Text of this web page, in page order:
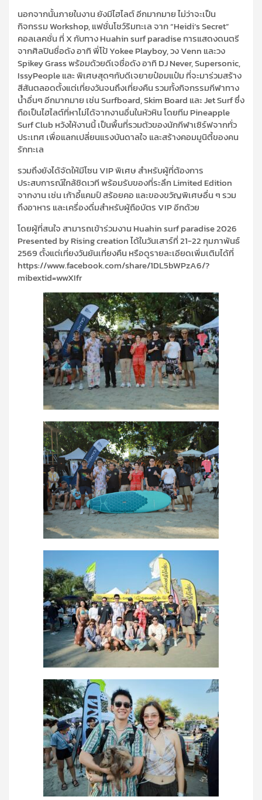
นอกจากนั้นภายในงาน ยังมีไฮไลต์ อีกมากมาย ไม่ว่าจะเป็น
กิจกรรม Workshop, แฟชั่นโชว์ริมทะเล จาก “Heidi‘s Secret”
คอลเลคชั่น ที่ X กับทาง Huahin surf paradise การแสดงดนตรี
จากศิลปินชื่อดัง อาทิ พี่โป้ Yokee Playboy, วง Venn และวง
Spikey Grass พร้อมด้วยดีเจชื่อดัง อาทิ DJ Never, Supersonic,
IssyPeople และ พิเศษสุดๆกับดีเจยายป๋อมแป๋ม ที่จะมาร่วมสร้าง
สีสันตลอดตั้งแต่เที่ยงวันจนถึงเที่ยงคืน รวมทั้งกิจกรรมกีฬาทาง
น้ำอื่นๆ อีกมากมาย เช่น Surfboard, Skim Board และ Jet Surf ซึ่ง
ถือเป็นไฮไลต์ที่หาไม่ได้จากงานอื่นในหัวหิน โดยทีม Pineapple
Surf Club หวังให้งานนี้ เป็นพื้นที่รวมตัวของนักกีฬาเซิร์ฟจากทั่ว
ประเทศ เพื่อแลกเปลี่ยนแรงบันดาลใจ และสร้างคอมมูนิตี้ของคน
รักทะเล
รวมถึงยังได้จัดให้มีโซน VIP พิเศษ สำหรับผู้ที่ต้องการ
ประสบการณ์ใกล้ชิดเวที พร้อมรับของที่ระลึก Limited Edition
จากงาน เช่น เก้าอี้แคมป์ สร้อยคอ และของขวัญพิเศษอื่น ๆ รวม
ถึงอาหาร และเครื่องดื่มสำหรับผู้ถือบัตร VIP อีกด้วย
โดยผู้ที่สนใจ สามารถเข้าร่วมงาน Huahin surf paradise 2026
Presented by Rising creation ได้ในวันเสาร์ที่ 21-22 กุมภาพันธ์
2569 ตั้งแต่เที่ยงวันยันเที่ยงคืน หรือดูรายละเอียดเพิ่มเติมได้ที่
https://www.facebook.com/share/1DL5bWPzA6/?
mibextid=wwXIfr